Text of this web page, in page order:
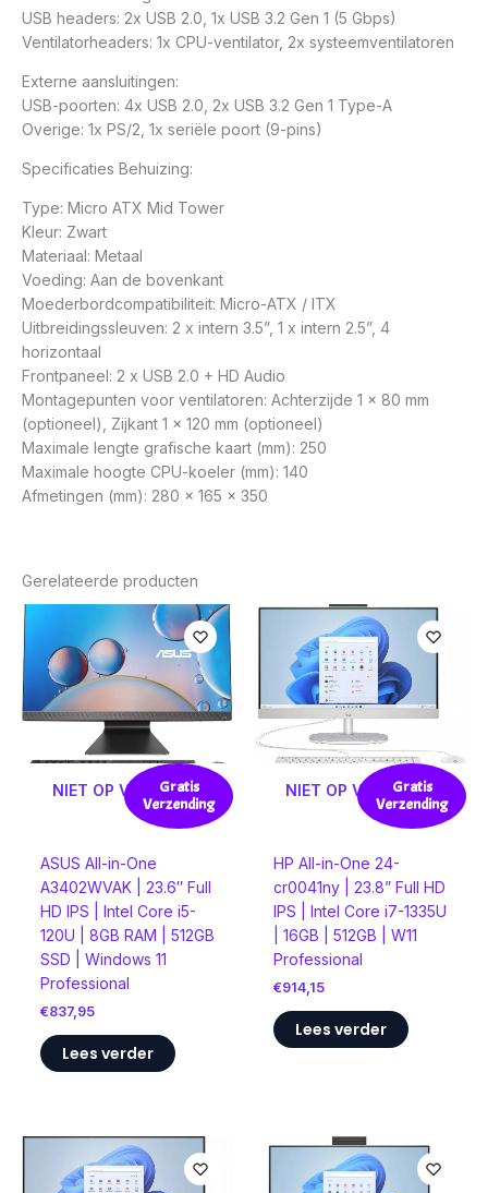
USB headers: 2x USB 2.0, 1x USB 3.2 Gen 1 (5 Gbps)
Ventilatorheaders: 1x CPU-ventilator, 2x systeemventilatoren
Externe aansluitingen:
USB-poorten: 4x USB 2.0, 2x USB 3.2 Gen 1 Type-A
Overige: 1x PS/2, 1x seriële poort (9-pins)
Specificaties Behuizing:
Type: Micro ATX Mid Tower
Kleur: Zwart
Materiaal: Metaal
Voeding: Aan de bovenkant
Moederbordcompatibiliteit: Micro-ATX / ITX
Uitbreidingssleuven: 2 x intern 3.5”, 1 x intern 2.5”, 4
horizontaal
Frontpaneel: 2 x USB 2.0 + HD Audio
Montagepunten voor ventilatoren: Achterzijde 1 x 80 mm
(optioneel), Zijkant 1 x 120 mm (optioneel)
Maximale lengte grafische kaart (mm): 250
Maximale hoogte CPU-koeler (mm): 140
Afmetingen (mm): 280 x 165 x 350
Gerelateerde producten
Gratis
Verzending
NIET OP VOORRAAD
ASUS All-in-One
A3402WVAK | 23.6″ Full
HD IPS | Intel Core i5-
120U | 8GB RAM | 512GB
SSD | Windows 11
Professional
€837,95
Lees verder
Gratis
Verzending
NIET OP VOORRAAD
HP All-in-One 24-
cr0041ny | 23.8” Full HD
IPS | Intel Core i7-1335U
| 16GB | 512GB | W11
Professional
€914,15
Lees verder